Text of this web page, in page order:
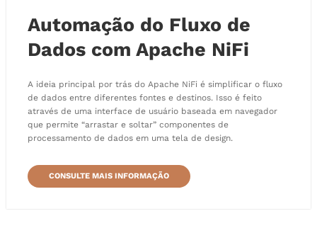
Automação do Fluxo de
Dados com Apache NiFi
A ideia principal por trás do Apache NiFi é simplificar o fluxo
de dados entre diferentes fontes e destinos. Isso é feito
através de uma interface de usuário baseada em navegador
que permite “arrastar e soltar” componentes de
processamento de dados em uma tela de design.
CONSULTE MAIS INFORMAÇÃO